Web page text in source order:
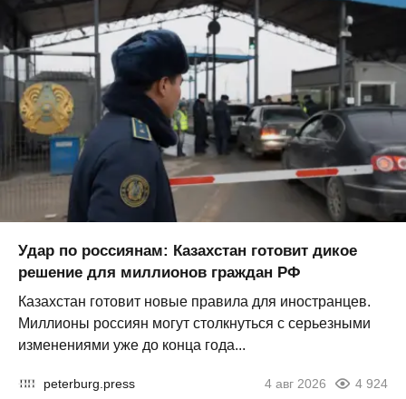
Удар по россиянам: Казахстан готовит дикое
решение для миллионов граждан РФ
Казахстан готовит новые правила для иностранцев.
Миллионы россиян могут столкнуться с серьезными
изменениями уже до конца года...
peterburg.press 4 авг 2026 4 924